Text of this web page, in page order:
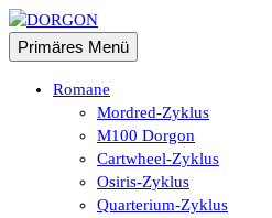
Zum
Inhalt
springen
DORGON
Suchen
Primäres Menü
Romane
Mordred-Zyklus
M100 Dorgon
Cartwheel-Zyklus
Osiris-Zyklus
Quarterium-Zyklus